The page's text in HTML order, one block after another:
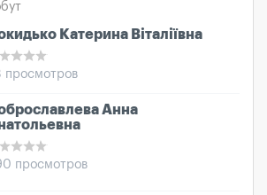
Катерина Віталіївна
просмотров
Анна
просмотров